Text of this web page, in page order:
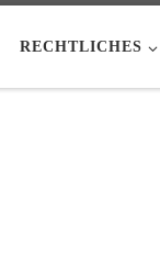
RECHTLICHES